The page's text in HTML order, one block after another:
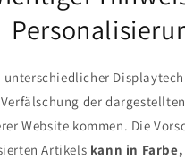
unterschiedlicher
der
Website kommen. Die
Artikels kann in